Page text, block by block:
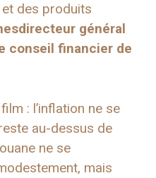
des produits
directeur général
conseil financier de
: l’inflation ne se
au-dessus de
ne se
mais